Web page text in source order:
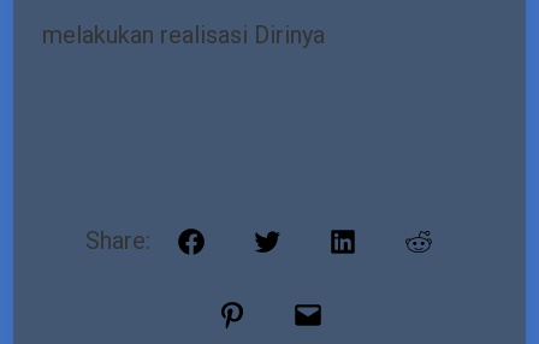
melakukan realisasi Dirinya
Share: FacebookTwitterLinkedInReddit
PinterestEmail